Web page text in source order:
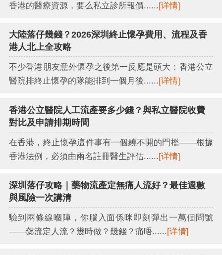
香港的醫療資源，要么私立診所報價......[详情]
大陸落仔幾錢？2026深圳終止懷孕費用、流程及香
港人北上全攻略
不少香港朋友意外懷孕之後第一反應是頭大：香港公立
醫院排終止懷孕的隊能排到一個月後......[详情]
香港公立醫院人工流產要多少錢？與私立醫院收費
對比及申請排期時間
在香港，終止懷孕這件事有一個繞不開的門檻——根據
香港法例，必須由兩名註冊醫生評估......[详情]
深圳落仔攻略｜藥物流產定無痛人流好？最佳週數
與風險一次講清
驗到兩條線嗰陣，你腦入面係咪即刻彈出一萬個問號
——藥流定人流？幾時做？幾錢？痛唔......[详情]